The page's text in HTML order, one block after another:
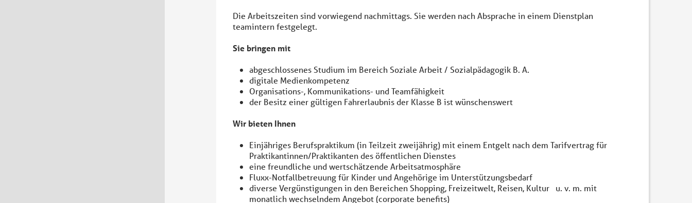
Die Arbeitszeiten sind vorwiegend nachmittags. Sie werden nach Absprache in einem Dienstplan
teamintern festgelegt.
Sie bringen mit
abgeschlossenes Studium im Bereich Soziale Arbeit / Sozialpädagogik B. A.
digitale Medienkompetenz
Organisations-, Kommunikations- und Teamfähigkeit
der Besitz einer gültigen Fahrerlaubnis der Klasse B ist wünschenswert
Wir bieten Ihnen
Einjähriges Berufspraktikum (in Teilzeit zweijährig) mit einem Entgelt nach dem Tarifvertrag für
Praktikantinnen/Praktikanten des öffentlichen Dienstes
eine freundliche und wertschätzende Arbeitsatmosphäre
Fluxx-Notfallbetreuung für Kinder und Angehörige im Unterstützungsbedarf
diverse Vergünstigungen in den Bereichen Shopping, Freizeitwelt, Reisen, Kultur u. v. m. mit
monatlich wechselndem Angebot (corporate benefits)